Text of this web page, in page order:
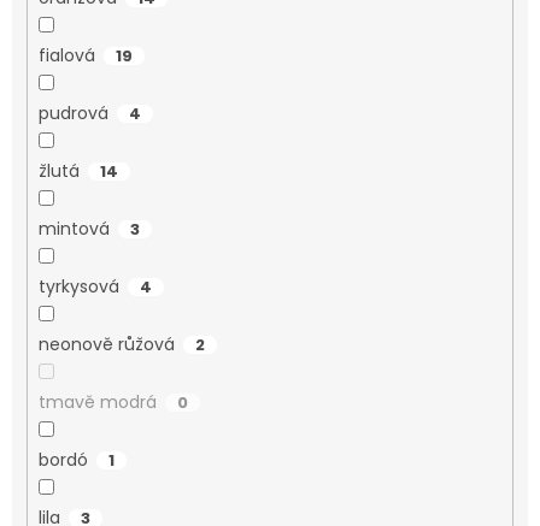
fialová 19
pudrová 4
žlutá 14
mintová 3
tyrkysová 4
neonově růžová 2
tmavě modrá 0
bordó 1
lila 3